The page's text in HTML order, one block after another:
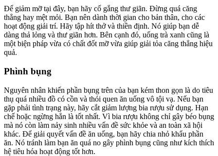
Để giảm mỡ tại đây, bạn hãy cố gắng thư giãn. Đừng quá căng
thẳng hay mệt mỏi. Bạn nên dành thời gian cho bản thân, cho các
hoạt động giải trí. Hãy tập hít thở và thiền định. Nó giúp bạn dễ
dàng thả lỏng và thư giãn hơn. Bên cạnh đó, uống trà xanh cũng là
một biện pháp vừa có chất đốt mỡ vừa giúp giải tỏa căng thẳng hiệu
quả.
Phình bụng
Nguyên nhân khiến phần bụng trên của bạn kém thon gọn là do tiêu
thụ quá nhiều đồ có cồn và thói quen ăn uống vô tội vạ. Nếu bạn
gặp phải tình trạng này, hãy cắt giảm lượng bia rượu sử dụng. Hạn
chế hoặc ngừng hẳn là tốt nhất. Vì bia rượu không chỉ gây béo bụng
mà nó còn làm nảy sinh nhiều vấn đề sức khỏe và an toàn xã hội
khác. Để giải quyết vấn đề ăn uống, bạn hãy chia nhỏ khẩu phần
ăn. Nó tránh làm bạn ăn quá no gây phình bụng cũng như kích thích
hệ tiêu hóa hoạt động tốt hơn.